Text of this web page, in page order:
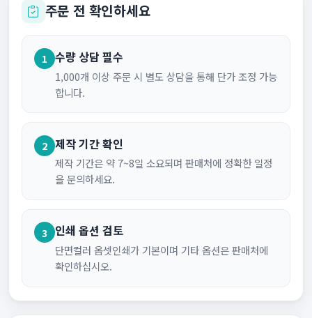
주문 전 확인하세요
1 수량 상담 필수
1,000개 이상 주문 시 별도 상담을 통해 단가 조정 가능
합니다.
2 제작 기간 확인
제작 기간은 약 7~8일 소요되며 판매처에 정확한 일정
을 문의하세요.
3 인쇄 옵션 검토
단면컬러 옵셋인쇄가 기본이며 기타 옵션은 판매처에
확인하십시오.